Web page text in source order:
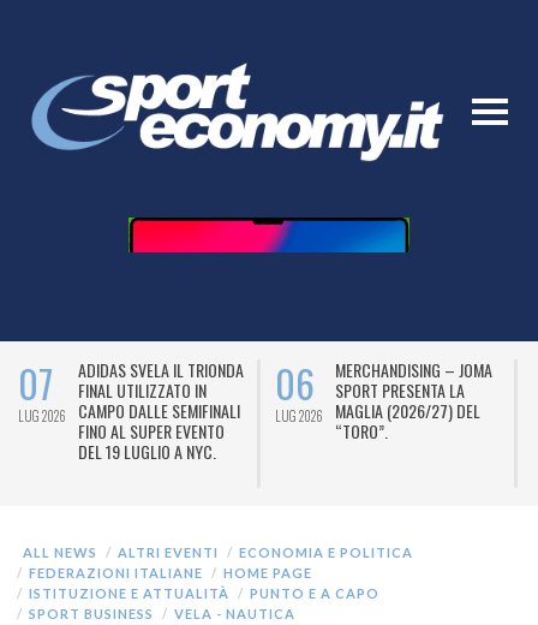
07
LUG 2026
ADIDAS SVELA IL TRIONDA
FINAL UTILIZZATO IN
CAMPO DALLE SEMIFINALI
FINO AL SUPER EVENTO
DEL 19 LUGLIO A NYC.
06
LUG 2026
MERCHANDISING – JOMA
SPORT PRESENTA LA
MAGLIA (2026/27) DEL
“TORO”.
ALL NEWS ALTRI EVENTI
ECONOMIA E POLITICA
FEDERAZIONI ITALIANE
HOME PAGE
ISTITUZIONE E ATTUALITÀ
PUNTO E A CAPO
SPORT BUSINESS
VELA - NAUTICA